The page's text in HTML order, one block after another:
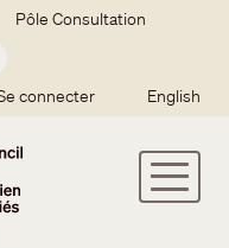
Pôle Consultation
connecter English